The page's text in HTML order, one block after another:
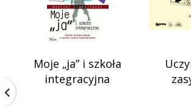
Moje „ja” i szkoła
integracyjna